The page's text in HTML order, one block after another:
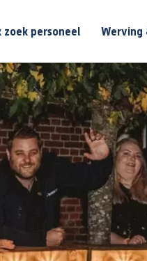
zoek personeel Werving